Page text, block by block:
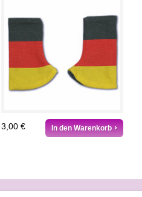
3,00 € In den Warenkorb